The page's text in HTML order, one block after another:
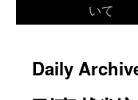
いて
Daily